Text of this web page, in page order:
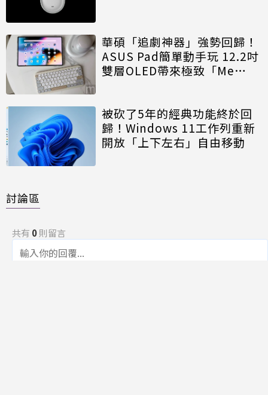
華碩「追劇神器」強勢回歸！
ASUS Pad簡單動手玩 12.2吋
雙層OLED帶來極致「Me
被砍了5年的經典功能終於回
歸！Windows 11工作列重新
開放「上下左右」自由移動
討論區
共有 0則留言